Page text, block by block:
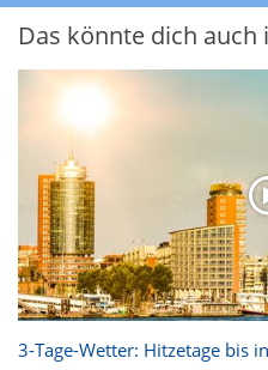
Das könnte dich auch
3-Tage-Wetter: Hitzetage bis